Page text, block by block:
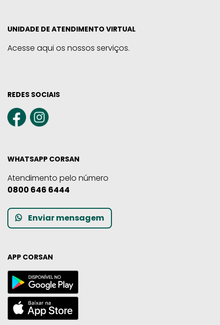
UNIDADE DE ATENDIMENTO VIRTUAL
Acesse aqui os nossos serviços.
REDES SOCIAIS
WHATSAPP CORSAN
Atendimento pelo número
0800 646 6444
Enviar mensagem
APP CORSAN